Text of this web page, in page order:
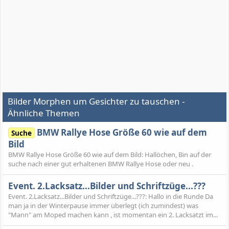
Bilder Morphen um Gesichter zu tauschen -
Ähnliche Themen
Suche BMW Rallye Hose Größe 60 wie auf dem
Bild
BMW Rallye Hose Größe 60 wie auf dem Bild: Hallöchen, Bin auf der
suche nach einer gut erhaltenen BMW Rallye Hose oder neu .
Event. 2.Lacksatz...Bilder und Schriftzüge...???
Event. 2.Lacksatz...Bilder und Schriftzüge...???: Hallo in die Runde Da
man ja in der Winterpause immer überlegt (ich zumindest) was
"Mann" am Moped machen kann , ist momentan ein 2. Lacksatzt im...